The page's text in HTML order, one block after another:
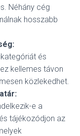
Néhány cég
hosszabb
és
kellemes távon
közlekedhet.
e a
tájékozódjon az